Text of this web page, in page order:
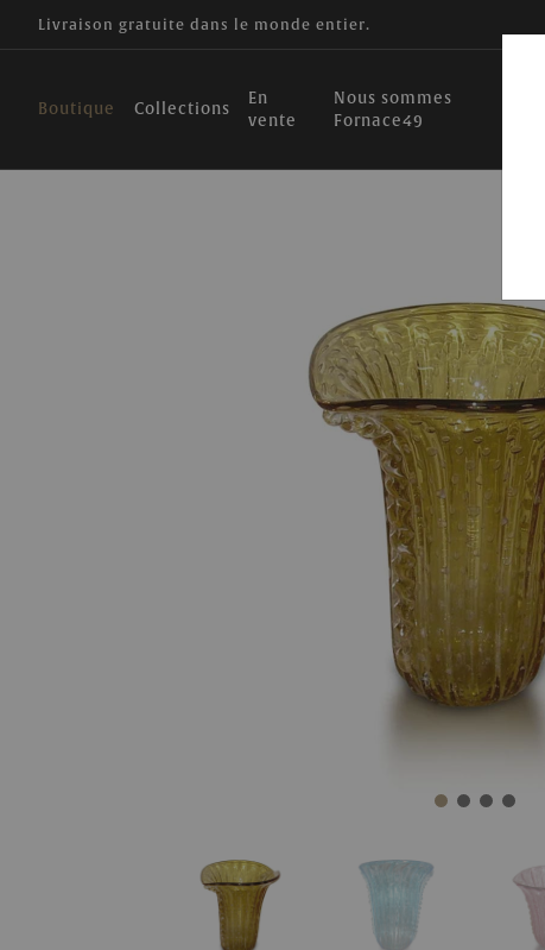
Livraison gratuite dans le monde entier.
Boutique Collections
En
vente
Nous sommes
Fornace49